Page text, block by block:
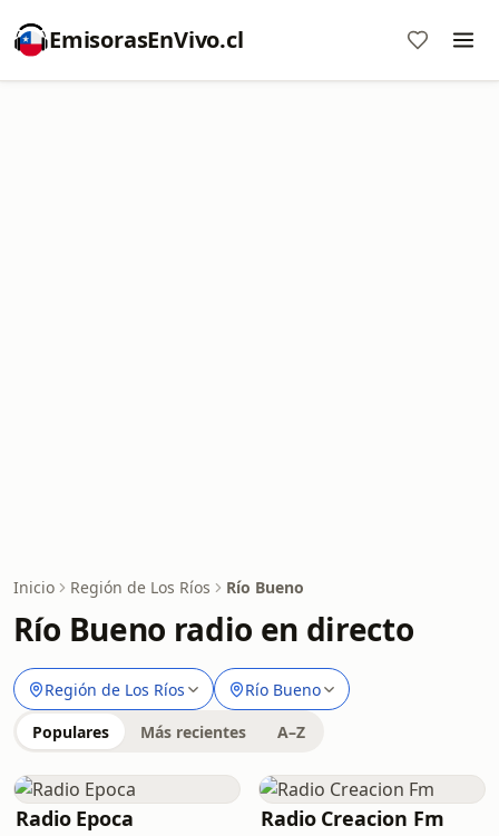
EmisorasEnVivo.cl
Inicio Región de Los Ríos Río Bueno
Río Bueno radio en directo
Región de Los Ríos Río Bueno
Populares Más recientes A–Z
Radio Epoca Radio Creacion Fm